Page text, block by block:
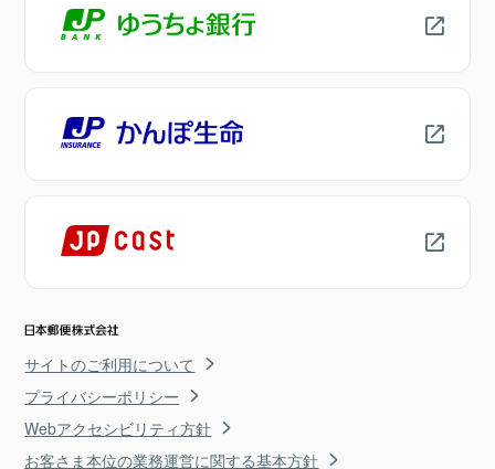
サイトのご利用について
プライバシーポリシー
Webアクセシビリティ方針
お客さま本位の業務運営に関する基本方針